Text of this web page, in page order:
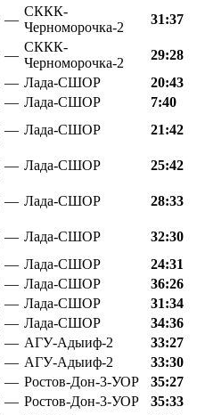
—
СККК-
Черноморочка-2
31:37
—
СККК-
Черноморочка-2
29:28
— Лада-СШОР
20:43
— Лада-СШОР
7:40
— Лада-СШОР 21:42
— Лада-СШОР 25:42
— Лада-СШОР 28:33
— Лада-СШОР
32:30
— Лада-СШОР
24:31
— Лада-СШОР
36:26
— Лада-СШОР
31:34
— Лада-СШОР
34:36
— АГУ-Адыиф-2
33:27
— АГУ-Адыиф-2
33:30
— Ростов-Дон-3-УОР
35:27
— Ростов-Дон-3-УОР
35:33